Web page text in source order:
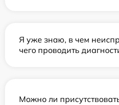
Я уже знаю, в чем
чего проводить
Можно ли